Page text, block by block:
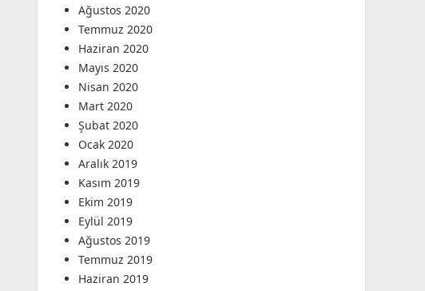
Ağustos 2020
Temmuz 2020
Haziran 2020
Mayıs 2020
Nisan 2020
Mart 2020
Şubat 2020
Ocak 2020
Aralık 2019
Kasım 2019
Ekim 2019
Eylül 2019
Ağustos 2019
Temmuz 2019
Haziran 2019